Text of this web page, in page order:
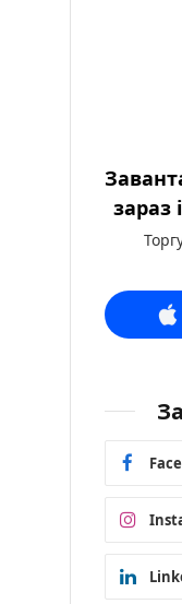
зараз